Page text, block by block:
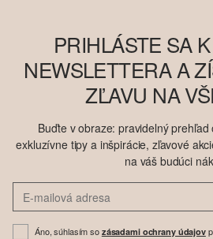
PRIHLÁSTE SA
NEWSLETTERA A
ZĽAVU NA
Buďte v obraze: pravidelný
exkluzívne tipy a inšpirácie, zľavové
na váš budúci
Áno, súhlasím so zásadami ochrany údajov